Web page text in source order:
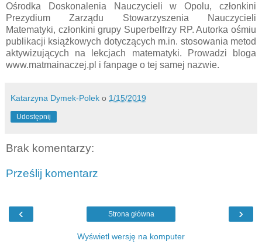
Ośrodka Doskonalenia Nauczycieli w Opolu, członkini
Prezydium Zarządu Stowarzyszenia Nauczycieli
Matematyki, członkini grupy Superbelfrzy RP. Autorka ośmiu
publikacji książkowych dotyczących m.in. stosowania metod
aktywizujących na lekcjach matematyki. Prowadzi bloga
www.matmainaczej.pl i fanpage o tej samej nazwie.
Katarzyna Dymek-Polek o 1/15/2019
Udostępnij
Brak komentarzy:
Prześlij komentarz
‹ ›
Strona główna
Wyświetl wersję na komputer